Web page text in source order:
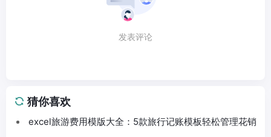
发表评论
猜你喜欢
excel旅游费用模版大全：5款旅行记账模板轻松管理花销